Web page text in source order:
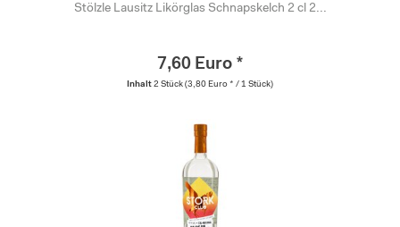
Stölzle Lausitz Likörglas Schnapskelch 2 cl 2...
7,60 Euro *
Inhalt 2 Stück (3,80 Euro * / 1 Stück)